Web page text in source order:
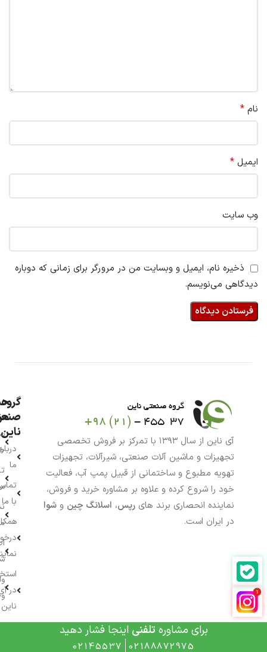
نام *
ایمیل *
وب‌ سایت
ذخیره نام، ایمیل و وبسایت من در مرورگر برای زمانی که دوباره
دیدگاهی می‌نویسم.
آی ناین از سال ۱۳۹۳ با تمرکز بر فروش تخصصی
تجهیزات و ماشین آلات صنعتی، شیرآلات، تجهیزات
تهویه مطبوع و ساختمانی از قبیل پمپ آب، فعالیت
خود را شروع کرده و علاوه بر مشاوره خرید و فروش،
نماینده انحصاری برند های رپس، اسلانگ چین و شوا
در ایران است.
گروه
ناین
ما
با ما
در
ناین
برای مشاوره تلفنی اینجا فشار دهید
02145537 02188872975